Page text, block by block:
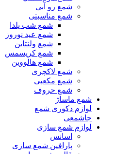
شمع رو آبی
شمع مناسبتی
شمع شب یلدا
شمع عید نوروز
شمع ولنتاین
شمع کریسمس
شمع هالووین
شمع لاکچری
شمع مکعبی
شمع حروف
شمع ماساژ
لوازم دکوری شمع
جاشمعی
لوازم شمع سازی
اسانس
پارافین شمع سازی